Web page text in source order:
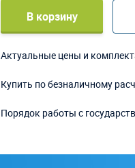
В корзину
Актуальные цены и
Купить по безналичному
Порядок работы с